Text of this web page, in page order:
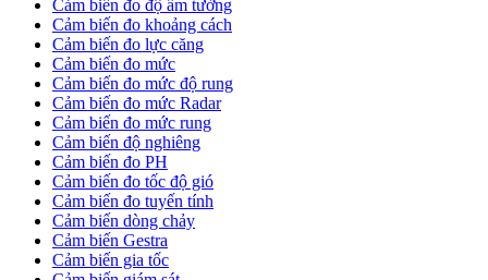
Cảm biến đo độ ẩm tường
Cảm biến đo khoảng cách
Cảm biến đo lực căng
Cảm biến đo mức
Cảm biến đo mức độ rung
Cảm biến đo mức Radar
Cảm biến đo mức rung
Cảm biến độ nghiêng
Cảm biến đo PH
Cảm biến đo tốc độ gió
Cảm biến đo tuyến tính
Cảm biến dòng chảy
Cảm biến Gestra
Cảm biến gia tốc